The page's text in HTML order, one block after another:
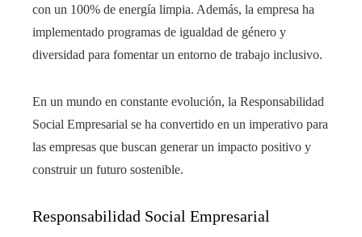
con un 100% de energía limpia. Además, la empresa ha
implementado programas de igualdad de género y
diversidad para fomentar un entorno de trabajo inclusivo.
En un mundo en constante evolución, la Responsabilidad
Social Empresarial se ha convertido en un imperativo para
las empresas que buscan generar un impacto positivo y
construir un futuro sostenible.
Responsabilidad Social Empresarial